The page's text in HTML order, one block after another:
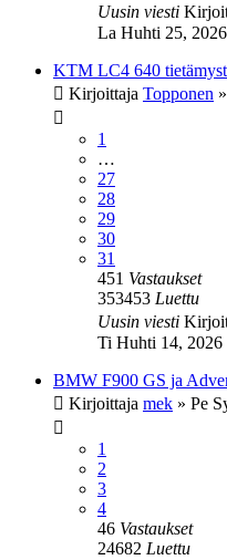
Uusin viesti
La Huhti 25,
KTM LC4 640
Kirjoittaja Topponen »
1
…
27
28
29
30
31
451 Vastaukset
353453 Luettu
Uusin viesti
Ti Huhti 14, 2026
BMW F900 GS ja
Kirjoittaja mek » Pe
1
2
3
4
46 Vastaukset
24682 Luettu